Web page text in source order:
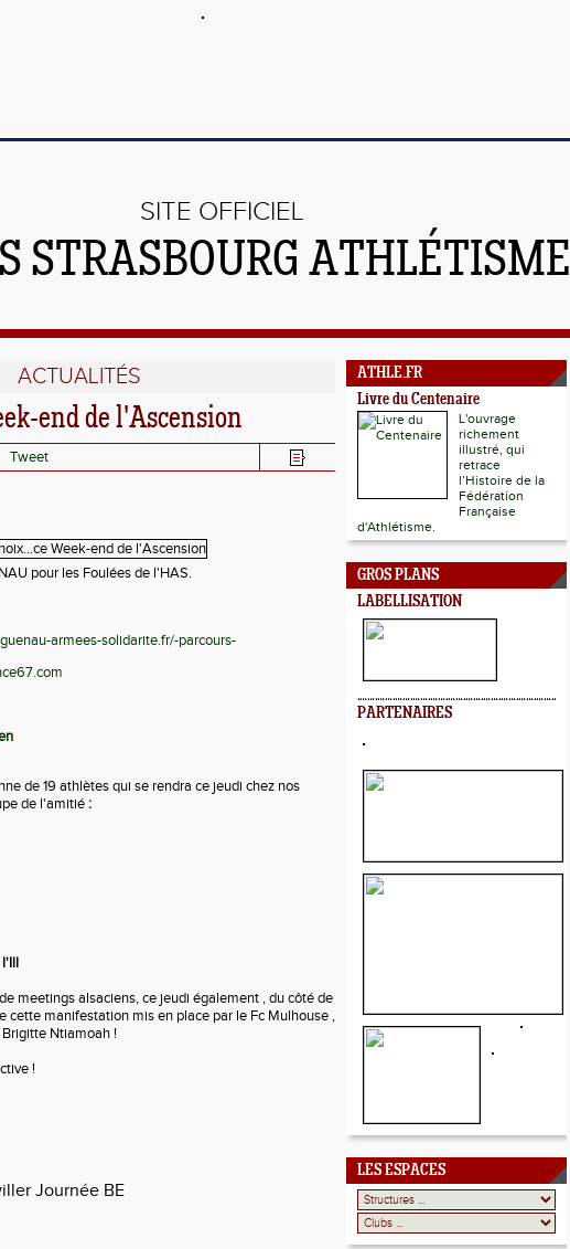
SITE OFFICIEL
STRASBOURG ATHLÉTISME
ACTUALITÉS
end de l'Ascension
Tweet
pour les Foulées de l'HAS.
armees-solidarite.fr/-parcours-
de 19 athlètes qui se rendra ce jeudi chez nos
de l'amitié:
l'Ill
meetings alsaciens, ce jeudi également , du côté de
cette manifestation mis en place par le Fc Mulhouse ,
Ntiamoah !
!
Journée BE
ATHLE.FR
Livre du Centenaire
L'ouvrage
richement
illustré, qui
retrace
l’Histoire de la
Fédération
Française
d'Athlétisme.
GROS PLANS
LABELLISATION
PARTENAIRES
LES ESPACES